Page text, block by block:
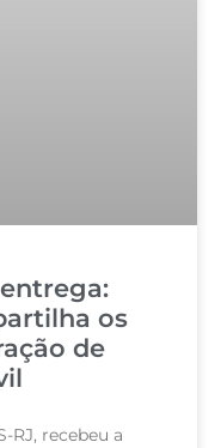
os
de
RJ, recebeu a